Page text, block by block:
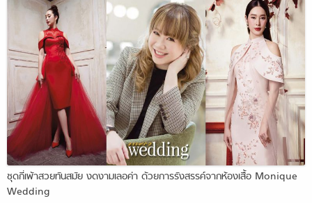
ชุดกี่เพ้าสวยทันสมัย งดงามเลอค่า ด้วยการรังสรรค์จากห้องเสื้อ Monique
Wedding